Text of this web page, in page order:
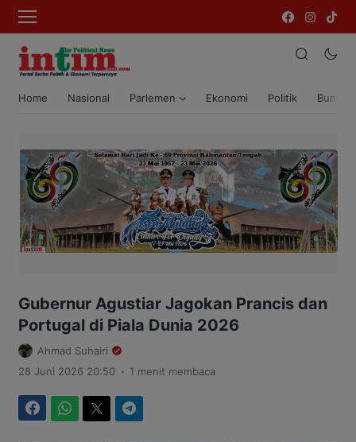
Home Nasional Parlemen Ekonomi Politik Bumi
Gubernur Agustiar Jagokan Prancis dan
Portugal di Piala Dunia 2026
Ahmad Suhairi
28 Juni 2026 20:50 . 1 menit membaca